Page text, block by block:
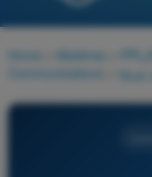
Home Matières
Communications